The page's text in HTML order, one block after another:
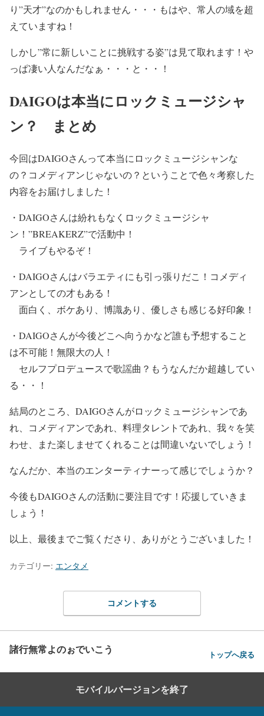
り”天才”なのかもしれません・・・もはや、常人の域を超
えていますね！
しかし”常に新しいことに挑戦する姿”は見て取れます！ や
っぱ凄い人なんだなぁ・・・と・・！
DAIGOは本当にロックミュージシャ
ン？ まとめ
今回はDAIGOさんって本当にロックミュージシャンな
の？コメディアンじゃないの？ということで色々考察した
内容をお届けしました！
・ DAIGOさんは紛れもなくロックミュージシャ
ン！”BREAKERZ”で活動中！
ライブもやるぞ！
・ DAIGOさんはバラエティにも引っ張りだこ！コメディ
アンとしての才もある！
面白く、ボケあり、博識あり、優しさも感じる好印象！
・ DAIGOさんが今後どこへ向うかなど誰も予想すること
は不可能！無限大の人！
セルフプロデュースで歌謡曲？もうなんだか超越してい
る・・！
結局のところ、 DAIGOさんがロックミュージシャンであ
れ、コメディアンであれ、料理タレントであれ、我々を笑
わせ、また楽しませてくれることは間違いないでしょう！
なんだか、 本当のエンターティナーって感じでしょうか？
今後もDAIGOさんの活動に要注目です！応援していきま
しょう！
以上、最後までご覧くださり、ありがとうございました！
カテゴリー: エンタメ
コメントする
諸行無常よのぉでいこう トップへ戻る
モバイルバージョンを終了